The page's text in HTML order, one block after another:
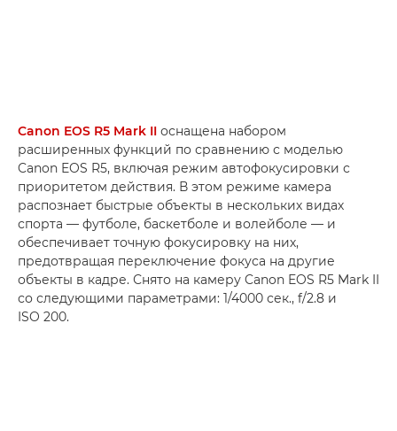
Canon EOS R5 Mark II оснащена набором
расширенных функций по сравнению с моделью
Canon EOS R5, включая режим автофокусировки с
приоритетом действия. В этом режиме камера
распознает быстрые объекты в нескольких видах
спорта — футболе, баскетболе и волейболе — и
обеспечивает точную фокусировку на них,
предотвращая переключение фокуса на другие
объекты в кадре. Снято на камеру Canon EOS R5 Mark II
со следующими параметрами: 1/4000 сек., f/2.8 и
ISO 200.